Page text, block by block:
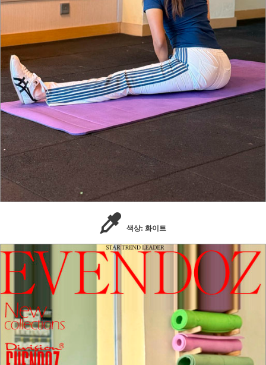
색상: 화이트